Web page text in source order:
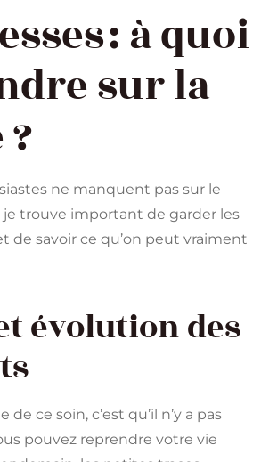
: à quoi
sur la
ne manquent pas sur le
je trouve important de garder les
de savoir ce qu’on peut vraiment
évolution des
de ce soin, c’est qu’il n’y a pas
pouvez reprendre votre vie